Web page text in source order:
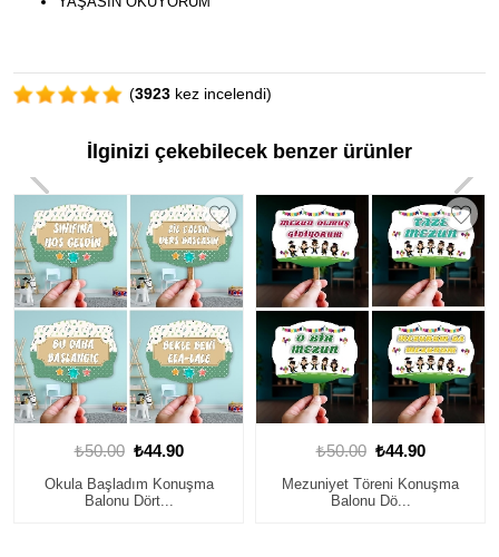
(3923 kez incelendi)
İlginizi çekebilecek benzer ürünler
₺50.00 ₺44.90
Mezuniyet Töreni Konuşma
Balonu Dö...
₺50.00 ₺44.90
29 Ekim Cumhuriyet Bayramı
Konuşma...